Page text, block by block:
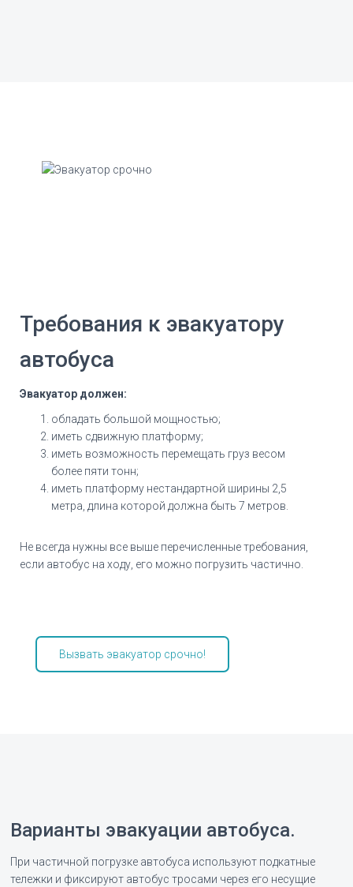
Требования к эвакуатору
автобуса
Эвакуатор должен:
обладать большой мощностью;
иметь сдвижную платформу;
иметь возможность перемещать груз весом
более пяти тонн;
иметь платформу нестандартной ширины 2,5
метра, длина которой должна быть 7 метров.
Не всегда нужны все выше перечисленные требования,
если автобус на ходу, его можно погрузить частично.
Вызвать эвакуатор срочно!
Варианты эвакуации автобуса.
При частичной погрузке автобуса используют подкатные
тележки и фиксируют автобус тросами через его несущие